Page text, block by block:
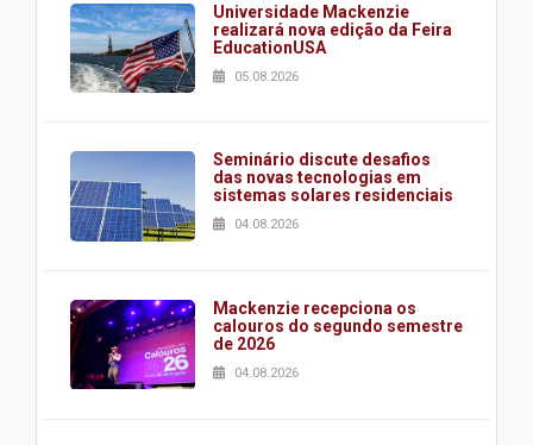
Universidade Mackenzie
realizará nova edição da Feira
EducationUSA
05.08.2026
Seminário discute desafios
das novas tecnologias em
sistemas solares residenciais
04.08.2026
Mackenzie recepciona os
calouros do segundo semestre
de 2026
04.08.2026